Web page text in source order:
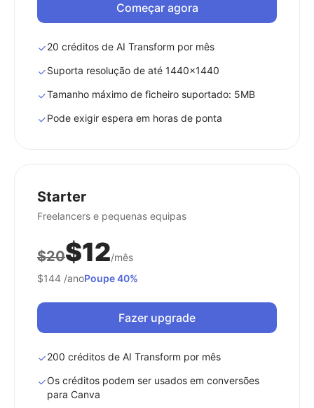
Começar agora
20 créditos de AI Transform por mês
Suporta resolução de até 1440x1440
Tamanho máximo de ficheiro suportado: 5MB
Pode exigir espera em horas de ponta
Starter
Freelancers e pequenas equipas
$20$12/mês
$144 /anoPoupe 40%
Fazer upgrade
200 créditos de AI Transform por mês
Os créditos podem ser usados em conversões
para Canva